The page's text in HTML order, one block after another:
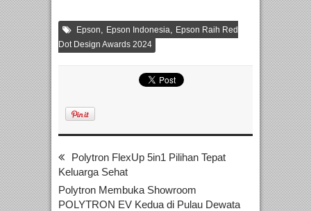
Epson Epson Indonesia
Epson Raih Red
Dot Design Awards 2024
Polytron FlexUp 5in1 Pilihan Tepat
Keluarga Sehat
Polytron Membuka Showroom
POLYTRON EV Kedua di Pulau Dewata